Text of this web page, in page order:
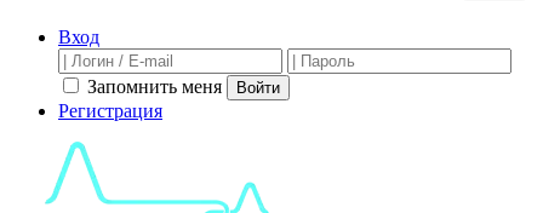
Вход
Запомнить меня Войти
Регистрация